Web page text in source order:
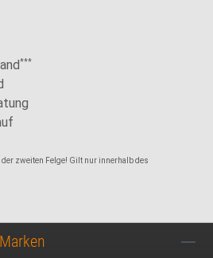
***
zweiten Felge! Gilt nur innerhalb des